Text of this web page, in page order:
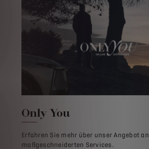
Only You
Erfahren Sie mehr über unser Angebot an
maßgeschneiderten Services.